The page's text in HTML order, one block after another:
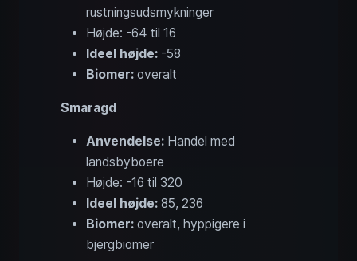
rustningsudsmykninger
Højde: -64 til 16
Ideel højde: -58
Biomer: overalt
Smaragd
Anvendelse: Handel med
landsbyboere
Højde: -16 til 320
Ideel højde: 85, 236
Biomer: overalt, hyppigere i
bjergbiomer